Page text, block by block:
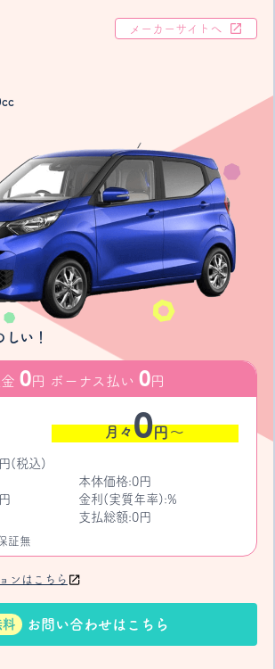
メーカーサイトへ
い！
0円 ボーナス払い 0円
月々0円〜
(税込)
本体価格:0円
金利(実質年率):%
支払総額:0円
証無
ンはこちら
料 お問い合わせはこちら